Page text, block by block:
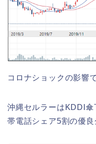
コロナショックの影響
沖縄セルラーはKDDI傘
帯電話シェア5割の優良